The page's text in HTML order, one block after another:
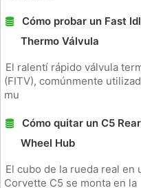
Cómo probar un Fast
Thermo Válvula
El ralentí rápido válvula
(FITV), comúnmente
mu
Cómo quitar un C5 Rear
Wheel Hub
El cubo de la rueda real en
Corvette C5 se monta en la